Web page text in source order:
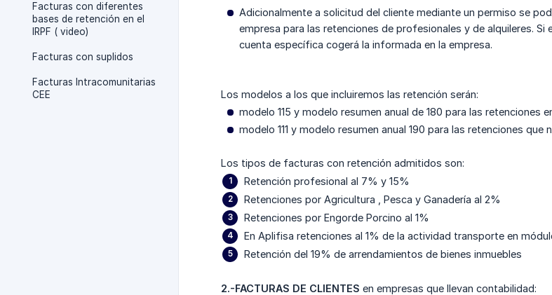
Facturas con diferentes
bases de retención en el
IRPF ( video)
Facturas con suplidos
Facturas Intracomunitarias
CEE
Adicionalmente a solicitud del cliente mediante un permiso se
empresa para las retenciones de profesionales y de alquileres.
cuenta específica cogerá la informada en la empresa.
Los modelos a los que incluiremos las retención serán:
modelo 115 y modelo resumen anual de 180 para las retenciones
modelo 111 y modelo resumen anual 190 para las retenciones que
Los tipos de facturas con retención admitidos son:
Retención profesional al 7% y 15%
Retenciones por Agricultura , Pesca y Ganadería al 2%
Retenciones por Engorde Porcino al 1%
En Aplifisa retenciones al 1% de la actividad transporte en
Retención del 19% de arrendamientos de bienes inmuebles
2.-FACTURAS DE CLIENTES en empresas que llevan contabilidad: